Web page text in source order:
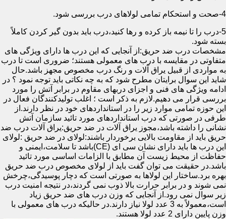
4-صحت و استحکام تمامی لولاهای درب بررسی شود.
5-درب را تا نیمه باز کرده و رها کنید،درب باید بدون گیر کردن کاملاً
بسته شود.
مشخصات درب ضد حریق:از آنجایی که این درب ها دارای ویژگی های
متفاوتی در مقایسه با درب های معمولی هستند؛ ضروری است تا درب
به مواردی از قبیل یراق آلات و رنگ درب مخصوص مجهز باشد.حال
شاید این سوال برایتان مطرح شود که به چه نکاتی باید توجه نمود ؟ در
ادامه ویژگی های فنی و اجزای دربهای مقاوم در برابر آتش را مورد
بررسی قرار می دهیم.لازم به ذکر است ؛ اغلب تولیدکنندگان فعال در
این حوزه تمامی موارد زیر را در استانداردهای خود در نظر دارند.از
طرفی در صورتی که درب استانداردهای مورد تائید سازمان آتش
نشانی را داشته باشد،مجوز یراق آلات در ضد حریق:یراق آلات درب ضد
حریق باید از مقاومت بالایی برخوردار باشند:لولای در ضد حریق :لولای
این درب ها باید دارای نشان سی ای (CE)باشد تا سلامت،ایمنی و
حفاظت از محیط زیست آن مطابق با الزامات اساسی مورد تائید
باشد.در حقیقت می توان گفت باید از لولای مخصوص درب ضد حریق
بهره برد.ساختار این لولاها به صورتی است که دچار پوسیدگی،چرخش
نمی شوند و در برابر حرارت بالا ذوب نمی گردند،در نتیجه امنیت درب
زیر سوال نمی رود.از آنجایی که وزن درب های ضد حریق زیاد
است،معمولاً به 3 عدد لولا نیاز دارند.در حالیکه درب های معمولی با
وزن پایین دارای 2 عدد لولا هستند.